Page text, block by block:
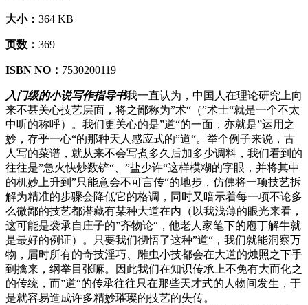
大小： 364 KB
页数： 369
ISBN NO： 7530200119
入门级的小说写作指导书我一直认为，中国人在理论研究上向
来不甚关心技艺层面，将之鄙称为”术“（”术士“就是一个不太
中听的称呼）。我们更关心的是”道“的一面，亦就是”运用之
妙，存乎一心“的那种天人感应式的”道“。举个例子来说，古
人写的菜谱，就从来不会写煮多久后加多少调料，我们看到的
往往是”急火快炒数铲“、”盐少许“这样模糊的字眼，并将其中
的机妙上升到”只能意会不可言传“的地步，仿佛将一项技艺拆
解为精准的步骤会降低它的格调，同时又暗示着每一项不论多
么微鄙的技艺都潜藏有某种大道在内（以我浅薄的眼光来看，
这可能是袭承自庄子的”齐物论“，他老人家笔下的庖丁解牛就
是最好的例证）。只要我们彻悟了这种”道“，我们就能洞察万
物，届时所有的奇技淫巧、雕虫小技都会在大道的烛照之下手
到擒来，纲举目张嘛。因此我们在知识传承上不免有大而化之
的传统，而”道“的传承往往只在那些天才式的人物间发生，于
是就容易造成许多精妙璀璨的技艺的失传。